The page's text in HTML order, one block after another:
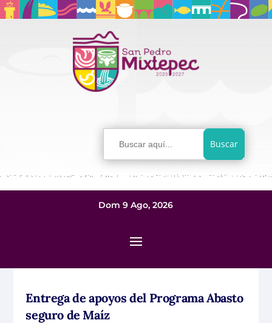
Buscar:
Dom 9 Ago, 2026
Entrega de apoyos del Programa Abasto
seguro de Maíz